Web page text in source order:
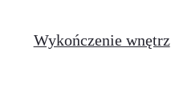
Wykończenie wnętrz